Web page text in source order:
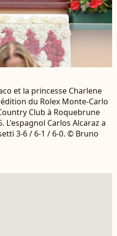
et la princesse Charlene
du Rolex Monte-Carlo
Club à Roquebrune
L'espagnol Carlos Alcaraz a
3-6 / 6-1 / 6-0. © Bruno